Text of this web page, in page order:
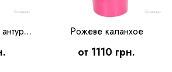
Яскравий червоний антуріум Рожеве каланхое
от 1110 грн.